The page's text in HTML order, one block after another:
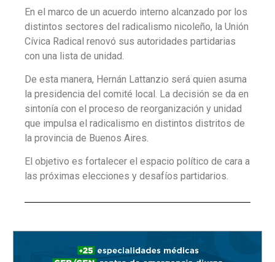
En el marco de un acuerdo interno alcanzado por los
distintos sectores del radicalismo nicoleño, la Unión
Cívica Radical renovó sus autoridades partidarias
con una lista de unidad.
De esta manera, Hernán Lattanzio será quien asuma
la presidencia del comité local. La decisión se da en
sintonía con el proceso de reorganización y unidad
que impulsa el radicalismo en distintos distritos de
la provincia de Buenos Aires.
El objetivo es fortalecer el espacio político de cara a
las próximas elecciones y desafíos partidarios.